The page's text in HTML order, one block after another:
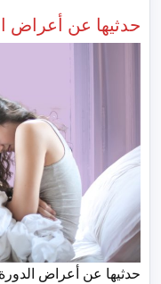
حدثيها عن أعراض
حدثيها عن أعراض